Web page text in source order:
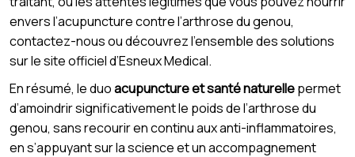
envers l’acupuncture contre l’arthrose du genou,
contactez-nous ou découvrez l’ensemble des solutions
sur le site officiel d’Esneux Medical.
En résumé, le duoacupuncture et santé naturellepermet
d’amoindrir significativement le poids de l’arthrose du
genou, sans recourir en continu aux anti-inflammatoires,
en s’appuyant sur la science et un accompagnement